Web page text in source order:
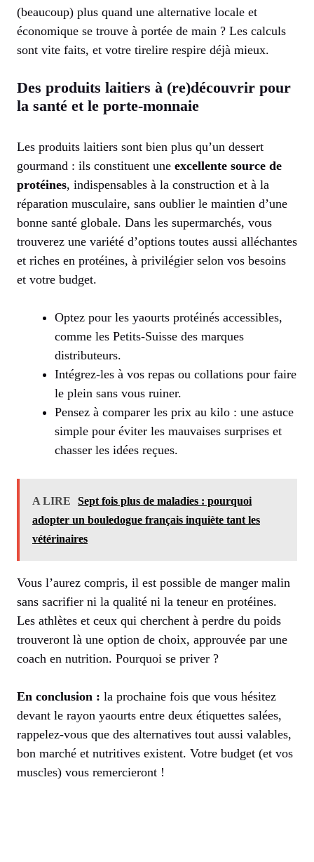
(beaucoup) plus quand une alternative locale et
économique se trouve à portée de main ? Les calculs
sont vite faits, et votre tirelire respire déjà mieux.
Des produits laitiers à (re)découvrir pour
la santé et le porte-monnaie
Les produits laitiers sont bien plus qu’un dessert
gourmand : ils constituent une excellente source de
protéines, indispensables à la construction et à la
réparation musculaire, sans oublier le maintien d’une
bonne santé globale. Dans les supermarchés, vous
trouverez une variété d’options toutes aussi alléchantes
et riches en protéines, à privilégier selon vos besoins
et votre budget.
Optez pour les yaourts protéinés accessibles,
comme les Petits-Suisse des marques
distributeurs.
Intégrez-les à vos repas ou collations pour faire
le plein sans vous ruiner.
Pensez à comparer les prix au kilo : une astuce
simple pour éviter les mauvaises surprises et
chasser les idées reçues.
A LIRE
Sept fois plus de maladies : pourquoi
adopter un bouledogue français inquiète tant les
vétérinaires
Vous l’aurez compris, il est possible de manger malin
sans sacrifier ni la qualité ni la teneur en protéines.
Les athlètes et ceux qui cherchent à perdre du poids
trouveront là une option de choix, approuvée par une
coach en nutrition. Pourquoi se priver ?
En conclusion : la prochaine fois que vous hésitez
devant le rayon yaourts entre deux étiquettes salées,
rappelez-vous que des alternatives tout aussi valables,
bon marché et nutritives existent. Votre budget (et vos
muscles) vous remercieront !